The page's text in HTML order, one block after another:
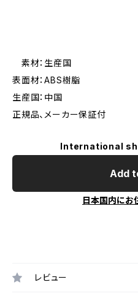
素材：生産国
表面材：ABS樹脂
生産国：中国
正規品、メーカー保証付
International
Add
日本国内にお
レビュー